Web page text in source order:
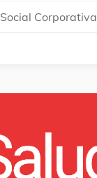
Corporativa